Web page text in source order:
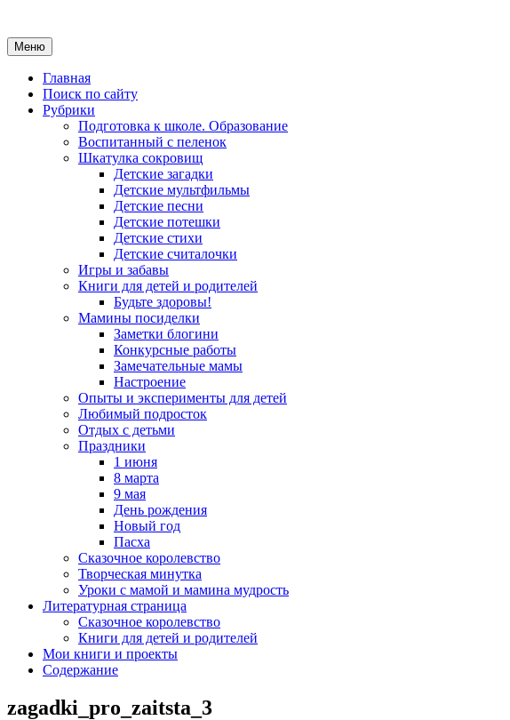
Меню
Главная
Поиск по сайту
Рубрики
Подготовка к школе. Образование
Воспитанный с пеленок
Шкатулка сокровищ
Детские загадки
Детские мультфильмы
Детские песни
Детские потешки
Детские стихи
Детские считалочки
Игры и забавы
Книги для детей и родителей
Будьте здоровы!
Мамины посиделки
Заметки блогини
Конкурсные работы
Замечательные мамы
Настроение
Опыты и эксперименты для детей
Любимый подросток
Отдых с детьми
Праздники
1 июня
8 марта
9 мая
День рождения
Новый год
Пасха
Сказочное королевство
Творческая минутка
Уроки с мамой и мамина мудрость
Литературная страница
Сказочное королевство
Книги для детей и родителей
Мои книги и проекты
Содержание
zagadki_pro_zaitsta_3